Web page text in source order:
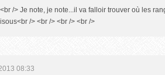
/> Je note, je note...il va falloir trouver où les
/> <br /> <br /> <br />
08:33